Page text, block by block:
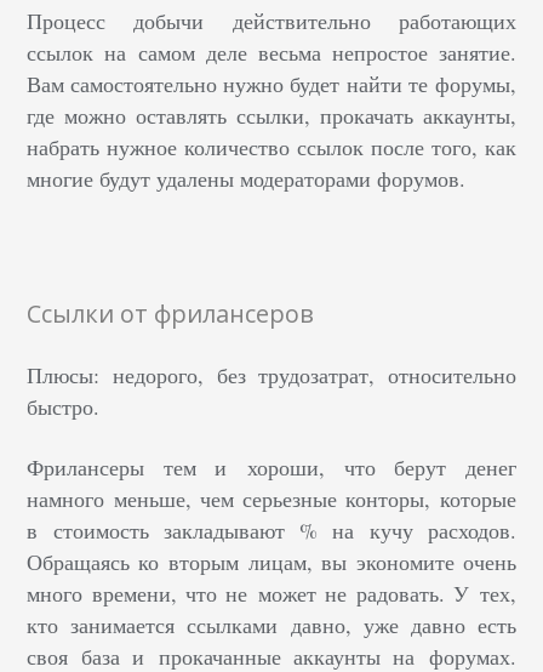
Процесс добычи действительно работающих
ссылок на самом деле весьма непростое занятие.
Вам самостоятельно нужно будет найти те форумы,
где можно оставлять ссылки, прокачать аккаунты,
набрать нужное количество ссылок после того, как
многие будут удалены модераторами форумов.
Ссылки от фрилансеров
Плюсы: недорого, без трудозатрат, относительно
быстро.
Фрилансеры тем и хороши, что берут денег
намного меньше, чем серьезные конторы, которые
в стоимость закладывают % на кучу расходов.
Обращаясь ко вторым лицам, вы экономите очень
много времени, что не может не радовать. У тех,
кто занимается ссылками давно, уже давно есть
своя база и прокачанные аккаунты на форумах.